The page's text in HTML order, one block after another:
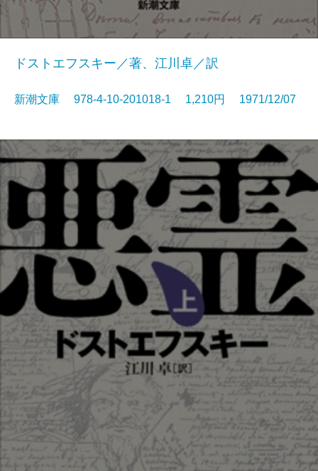
ドストエフスキー／著、江川卓／訳
新潮文庫 978-4-10-201018-1 1,210円 1971/12/07